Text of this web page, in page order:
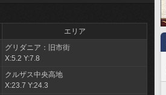
エリア
グリダニア：旧市街
X:5.2 Y:7.8
クルザス中央高地
X:23.7 Y:24.3